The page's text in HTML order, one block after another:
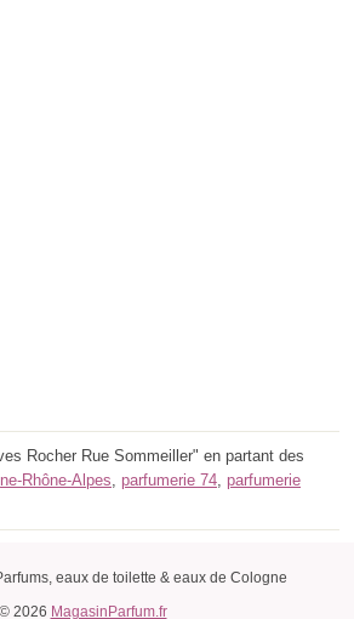
Rocher Rue Sommeiller" en partant des
Rhône-Alpes parfumerie 74 parfumerie
eaux de toilette & eaux de Cologne
© 2026 MagasinParfum.fr